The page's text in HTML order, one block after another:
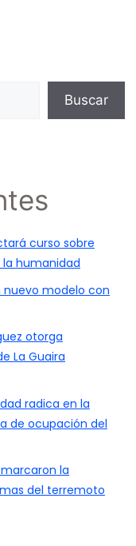
Buscar
curso sobre
humanidad
nuevo modelo con
otorga
La Guaira
radica en la
de ocupación del
la
del terremoto